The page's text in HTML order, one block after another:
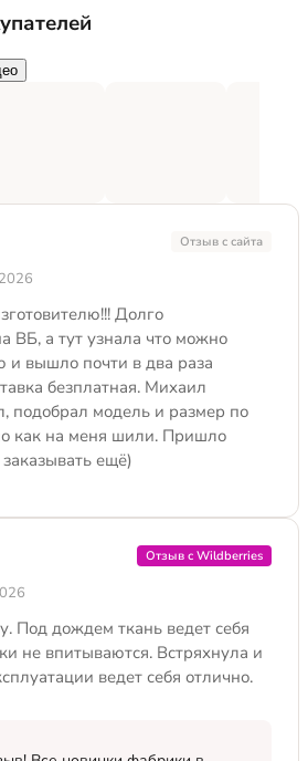
Отзыв с сайта
Долго
ВБ, а тут узнала что можно
и вышло почти в два раза
безплатная. Михаил
подобрал модель и размер по
как на меня шили. Пришло
ещё)
Отзыв с Wildberries
Под дождем ткань ведет себя
не впитываются. Встряхнула и
ведет себя отлично.